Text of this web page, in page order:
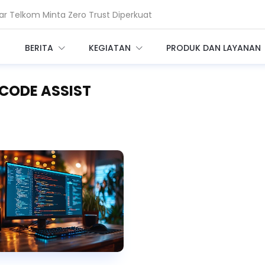
Telkom Minta Zero Trust Diperkuat
untuk Perkuat Keamanan Siber
BERITA KEGIATAN PRODUK DAN LAYANAN
ASSIST